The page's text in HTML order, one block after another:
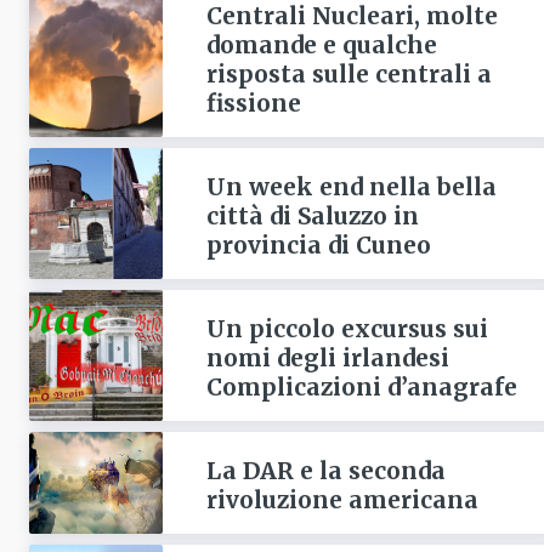
Centrali Nucleari, molte
domande e qualche
risposta sulle centrali a
fissione
Un week end nella bella
città di Saluzzo in
provincia di Cuneo
Un piccolo excursus sui
nomi degli irlandesi
Complicazioni d’anagrafe
La DAR e la seconda
rivoluzione americana